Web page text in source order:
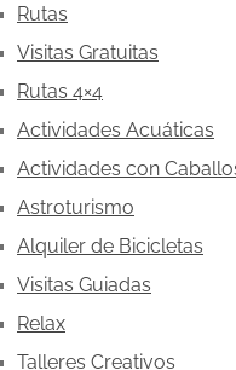
Rutas
Visitas Gratuitas
Rutas 4×4
Actividades Acuáticas
Actividades con
Astroturismo
Alquiler de Bicicletas
Visitas Guiadas
Relax
Talleres Creativos